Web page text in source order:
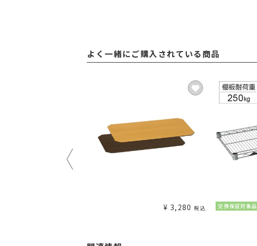
よく一緒にご購入されている商品
¥ 3,280 税込 交換保証対象品